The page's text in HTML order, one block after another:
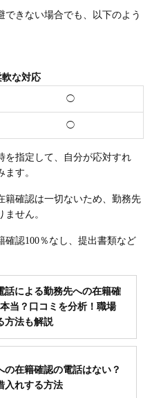
できない場合でも、以下のよう
軟な対応
◯
◯
を指定して、自分が応対すれ
す。
籍確認は一切ないため、勤務先
せん。
確認100％なし、提出書類など
話による勤務先への在籍確
当？口コミを分析！職場
方法も解説
の在籍確認の電話はない？
入れする方法